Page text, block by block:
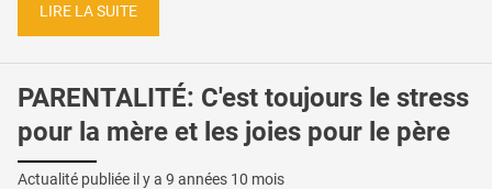
LIRE LA SUITE
PARENTALITÉ: C'est toujours le stress
pour la mère et les joies pour le père
Actualité publiée il y a 9 années 10 mois